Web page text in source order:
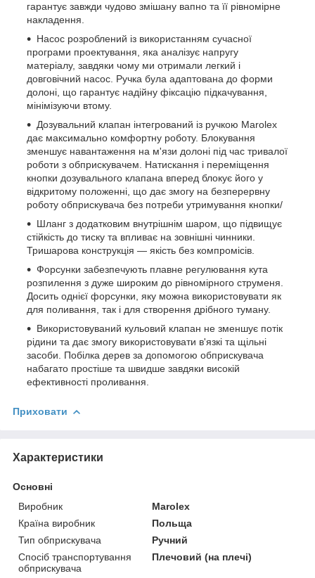
гарантує завжди чудово змішану вапно та її рівномірне
накладення.
Насос розроблений із використанням сучасної
програми проектування, яка аналізує напругу
матеріалу, завдяки чому ми отримали легкий і
довговічний насос. Ручка була адаптована до форми
долоні, що гарантує надійну фіксацію підкачування,
мінімізуючи втому.
Дозувальний клапан інтегрований із ручкою Marolex
дає максимально комфортну роботу. Блокування
зменшує навантаження на м'язи долоні під час тривалої
роботи з обприскувачем. Натискання і переміщення
кнопки дозувального клапана вперед блокує його у
відкритому положенні, що дає змогу на безперервну
роботу обприскувача без потреби утримування кнопки/
Шланг з додатковим внутрішнім шаром, що підвищує
стійкість до тиску та впливає на зовнішні чинники.
Тришарова конструкція — якість без компромісів.
Форсунки забезпечують плавне регулювання кута
розпилення з дуже широким до рівномірного струменя.
Досить однієї форсунки, яку можна використовувати як
для поливання, так і для створення дрібного туману.
Використовуваний кульовий клапан не зменшує потік
рідини та дає змогу використовувати в'язкі та щільні
засоби. Побілка дерев за допомогою обприскувача
набагато простіше та швидше завдяки високій
ефективності проливання.
Приховати
Характеристики
Основні
Виробник
Marolex
Країна виробник
Польща
Тип обприскувача
Ручний
Спосіб транспортування
обприскувача
Плечовий (на плечі)